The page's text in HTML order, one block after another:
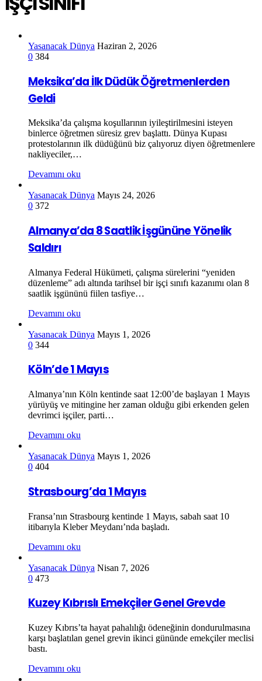
Yasanacak Dünya Haziran 2, 2026
0 384
Meksika’da İlk Düdük Öğretmenlerden
Geldi
Meksika’da çalışma koşullarının iyileştirilmesini isteyen
binlerce öğretmen süresiz grev başlattı. Dünya Kupası
protestolarının ilk düdüğünü biz çalıyoruz diyen öğretmenlere
nakliyeciler,…
Devamını oku
Yasanacak Dünya Mayıs 24, 2026
0 372
Almanya’da 8 Saatlik İşgününe Yönelik
Saldırı
Almanya Federal Hükümeti, çalışma sürelerini “yeniden
düzenleme” adı altında tarihsel bir işçi sınıfı kazanımı olan 8
saatlik işgününü fiilen tasfiye…
Devamını oku
Yasanacak Dünya Mayıs 1, 2026
0 344
Köln’de 1 Mayıs
Almanya’nın Köln kentinde saat 12:00’de başlayan 1 Mayıs
yürüyüş ve mitingine her zaman olduğu gibi erkenden gelen
devrimci işçiler, parti…
Devamını oku
Yasanacak Dünya Mayıs 1, 2026
0 404
Strasbourg’da 1 Mayıs
Fransa’nın Strasbourg kentinde 1 Mayıs, sabah saat 10
itibarıyla Kleber Meydanı’nda başladı.
Devamını oku
Yasanacak Dünya Nisan 7, 2026
0 473
Kuzey Kıbrıslı Emekçiler Genel Grevde
Kuzey Kıbrıs’ta hayat pahalılığı ödeneğinin dondurulmasına
karşı başlatılan genel grevin ikinci gününde emekçiler meclisi
bastı.
Devamını oku